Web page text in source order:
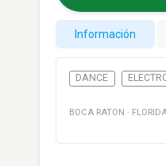
Información
DANCE
BOCA RATON ·